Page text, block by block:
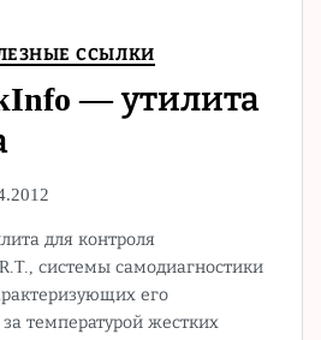
ССЫЛКИ
— утилита
для контроля
системы самодиагностики
его
за температурой жестких